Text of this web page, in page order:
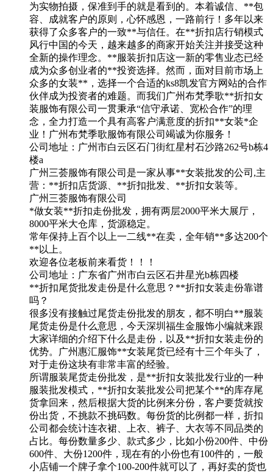
为实物拍摄，保准到手的就是看到的。本着诚信、**包
容、成就客户的原则，心怀感恩，一路前行！多年以来
获得了众多客户的一致**与信任。在**折扣店行销模式
风行中国的今天，越来越多的商家开始关注并接受这种
全新的操作理念。**服装折扣店这一新的零售业态已经
成为众多创业者的**投资选择。然而，面对目前市场上
众多的女装**，选择一个合适的ks8凯发官方网站的合作
伙伴成为投资者的难题。而我们广州布梵季歌**折扣女
装服饰有限公司一贯秉承“信守承诺、宽松合作”的理
念，全力打造一个具有高客户满意度的折扣**女装*企
业！广州布梵季歌服饰有限公司竭诚为你服务！
公司地址：广州市白云区石门街红星村石沙路262号b栋4
楼a
广州三荟服饰有限公司是一家从事**女装批发的公司,主
营：**折扣店货源、**折扣批发、**折扣女装等。
广州三荟服饰有限公司
*做女装**折扣走份批发，拥有两层2000平米大展厅，
8000平米大仓库，货源稳定。
常年保持上百个以上一二线**在卖，全年销**多达200个
**以上。
欢迎各位老板前来看货！！！
公司地址：广东省广州市白云区石井星光b栋四楼
**折扣尾货批发走份是什么意思？**折扣女装走份靠谱
吗？
很多没有接触过尾货走份批发的朋友，都不明白**服装
尾货走份是什么意思，今天深圳福生金服饰小编就来跟
大家详细的介绍下什么是走份，以及**折扣女装走份的
优势。广州惠汇服饰**女装尾货已经有十三个年头了，
对于走份这块有非常丰富的经验。
所谓服装尾货走份批发，是**折扣女装批发行业的一种
服装批发模式，**折扣女装批发公司把某个**的库存尾
货拿回来，然后根据大货的比例来分份，客户要货就按
份出货，不挑款不挑码数。每份货的比例都一样，折扣
公司都会统计连衣裙、上衣、裤子、大衣等不同品类的
占比。每份数量多少、款式多少，比如小份200件、中份
600件、大份1200件，现在有的小份也有100件的，一般
小店铺一个牌子拿个100-200件就可以了，再好卖的货也